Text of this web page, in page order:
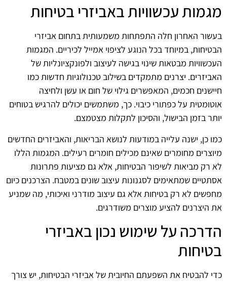
מגמות עכשוויות באביזרי בטיחות
בעשור האחרון חלה התפתחות משמעותית בתחום אביזרי
הבטיחות, במיוחד בכל הנוגע לציפוי אמייל לכיריים. המגמות
העכשוויות מבטאות שינוי בגישה לעיצוב ולפונקציונליות של
האביזרים. יצרנים מתמקדים בשילוב טכנולוגיות חדשות כמו
חיישנים חכמים, המאפשרים גילוי של חום או עשן ולחיצה
אוטומטית על כפתורי כיבוי. כך, משתמשים יכולים להרגיש בטוחים
יותר בזמן הבישול, והסיכון לתקלות מצטמצם.
כמו כן, ישנה עלייה במודעות לנושא הבריאות, והאביזרים החדשים
מיוצרים מחומרים שאינם מכילים חומרים רעילים. המגמות הללו
לא רק מביאות לשיפור הבטיחות, אלא גם מציעות פתרונות
אסתטיים שמתאימים לסגנונות עיצוב שונים במטבח. הצרכנים כיום
מחפשים לא רק בטיחות אלא גם עיצוב מודרני ואיכותי, מה שמניע
את היצרנים להציע מוצרים משודרגים.
הדרכה על שימוש נכון באביזרי
בטיחות
כדי להבטיח את השפעתם החיובית של אביזרי הבטיחות, יש צורך